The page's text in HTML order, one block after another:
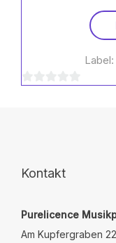
Label:
Kontakt
Purelicence
Am Kupfergraben 22